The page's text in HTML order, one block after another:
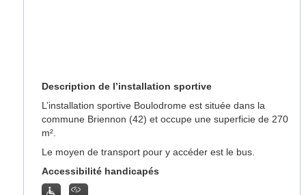
Description de l’installation sportive
L’installation sportive Boulodrome est située dans la
commune Briennon (42) et occupe une superficie de 270
m².
Le moyen de transport pour y accéder est le bus.
Accessibilité handicapés